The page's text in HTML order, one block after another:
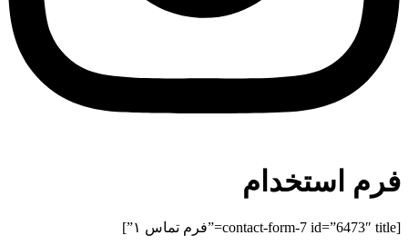
فرم استخدام
[contact-form-7 id=”6473″ title=”فرم تماس ۱”]